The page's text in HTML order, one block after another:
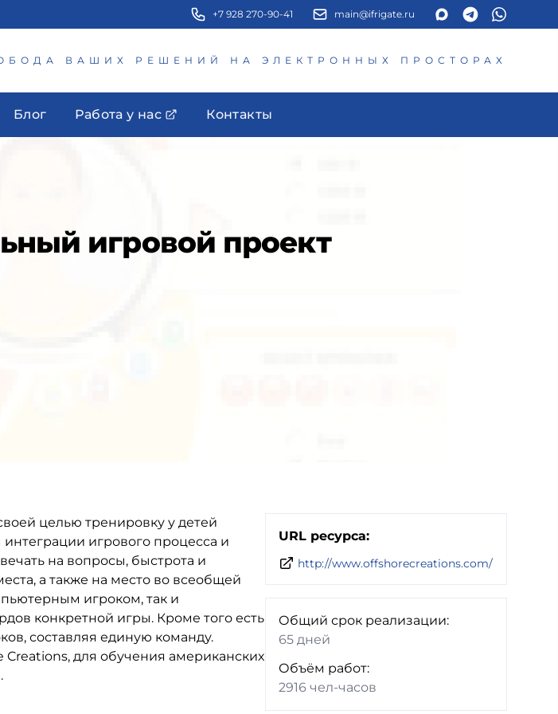
+7 928 270-90-41 main@ifrigate.ru
ВАШИХ РЕШЕНИЙ НА ЭЛЕКТРОННЫХ ПРОСТОРАХ
Блог Работа у нас Контакты
игровой проект
целью тренировку у детей
игрового процесса и
на вопросы, быстрота и
а также на место во всеобщей
игроком, так и
конкретной игры. Кроме того есть
составляя единую команду.
для обучения американских
URL ресурса:
http://www.offshorecreations.com/
Общий срок реализации:
65 дней
Объём работ:
2916 чел-часов